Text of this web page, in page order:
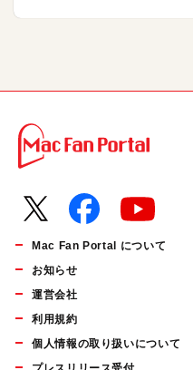
Mac Fan Portal について
お知らせ
運営会社
利用規約
個人情報の取り扱いについて